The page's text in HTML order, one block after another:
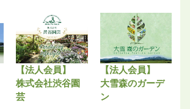
【法人会員】
株式会社渋谷園
芸
【法人会員】
大雪森のガーデ
ン